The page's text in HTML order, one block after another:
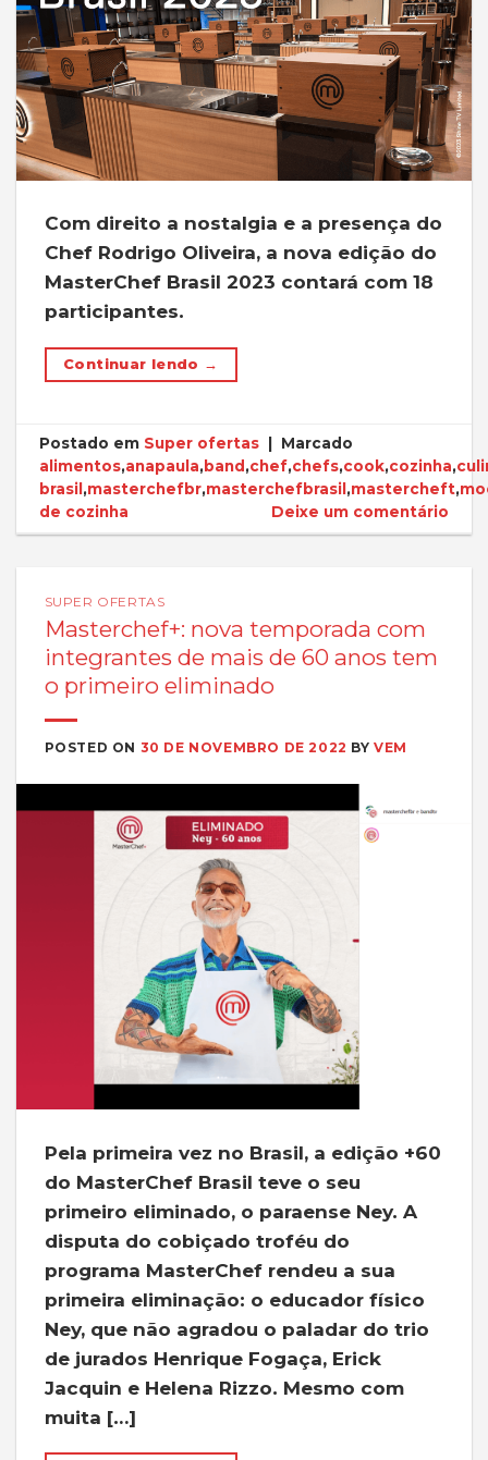
Com direito a nostalgia e a presença do
Chef Rodrigo Oliveira, a nova edição do
MasterChef Brasil 2023 contará com 18
participantes.
Continuar lendo →
Postado em Super ofertas
Marcado
alimentos,anapaula,band ,chef,chefs,cook,cozinha,
brasil ,masterchefbr,masterchefbrasil ,mastercheft,
de cozinha
Deixe um comentário
SUPER OFERTAS
Masterchef+: nova temporada com
integrantes de mais de 60 anos tem
o primeiro eliminado
POSTED ON 30 DE NOVEMBRO DE 2022 BYVEM
Pela primeira vez no Brasil, a edição +60
do MasterChef Brasil teve o seu
primeiro eliminado, o paraense Ney. A
disputa do cobiçado troféu do
programa MasterChef rendeu a sua
primeira eliminação: o educador físico
Ney, que não agradou o paladar do trio
de jurados Henrique Fogaça, Erick
Jacquin e Helena Rizzo. Mesmo com
muita […]